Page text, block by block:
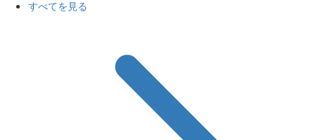
すべてを見る